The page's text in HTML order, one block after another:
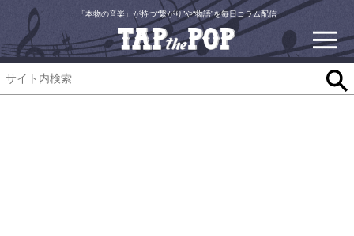
「本物の音楽」が持つ“繋がり”や“物語”を毎日コラム配信